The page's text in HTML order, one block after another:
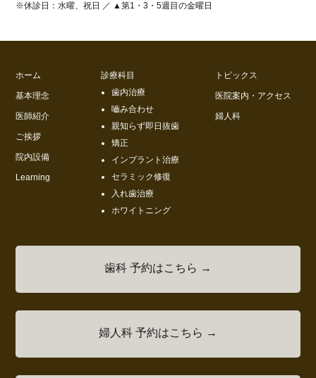
※休診日：水曜、祝日 ／ ▲第1・3・5週目の金曜日
ホーム
基本理念
医師紹介
ご挨拶
院内設備
Learning
診療科目
歯内治療
嚙み合わせ
親知らず即日抜歯
矯正
インプラント治療
セラミック修復
入れ歯治療
ホワイトニング
トピックス
医院案内・アクセス
婦人科
歯科 予約はこちら →
婦人科 予約はこちら →